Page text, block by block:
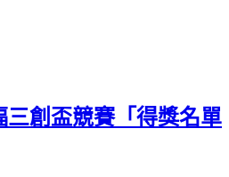
三創盃競賽「得獎名單